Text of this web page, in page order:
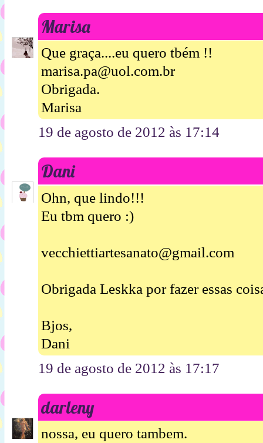
Marisa
Que graça....eu quero tbém !!
marisa.pa@uol.com.br
Obrigada.
Marisa
19 de agosto de 2012 às 17:14
Dani
Ohn, que lindo!!!
Eu tbm quero :)
vecchiettiartesanato@gmail.com
Obrigada Leskka por fazer essas
Bjos,
Dani
19 de agosto de 2012 às 17:17
darleny
nossa, eu quero tambem.